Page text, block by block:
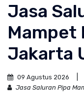
Jasa
Mampet
Jakarta
09 Agustus 2026
Jasa Saluran Pipa